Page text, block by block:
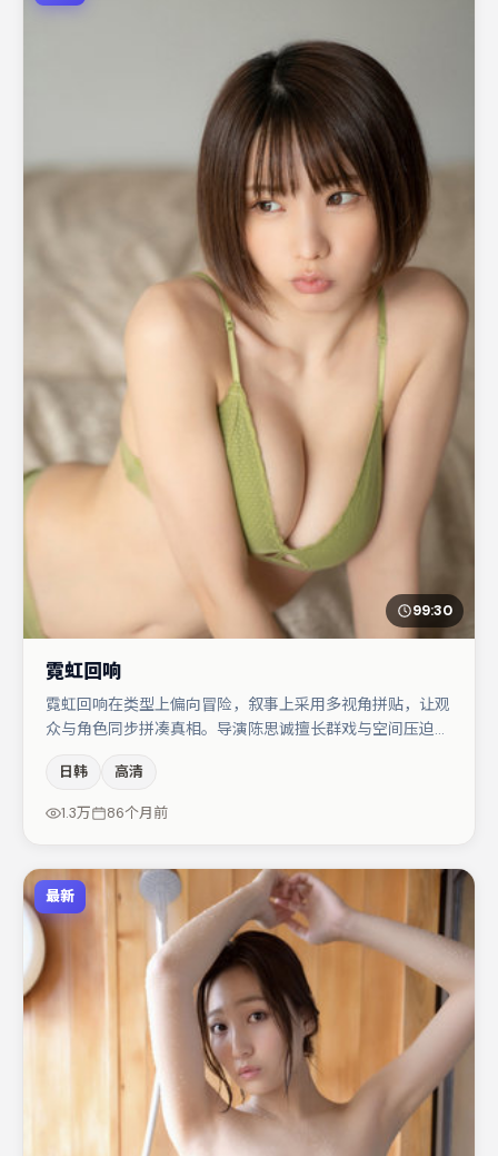
99:30
霓虹回响
霓虹回响在类型上偏向冒险，叙事上采用多视角拼贴，让观
众与角色同步拼凑真相。导演陈思诚擅长群戏与空间压迫
的对手戏构成全片情感锚点，沈腾则以细节塑造推动谜题层
层揭开。若你偏爱强类型与清晰主线，这部作品值得关注。
日韩 高清
1.3万 86个月前
最新